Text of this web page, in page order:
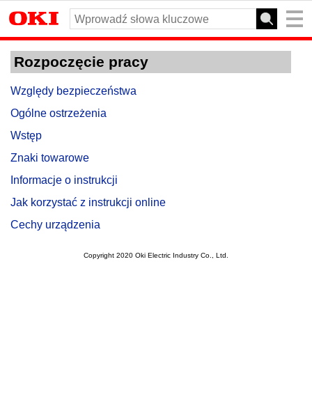
Rozpoczęcie pracy
Względy bezpieczeństwa
Ogólne ostrzeżenia
Wstęp
Znaki towarowe
Informacje o instrukcji
Jak korzystać z instrukcji online
Cechy urządzenia
Copyright 2020 Oki Electric Industry Co., Ltd.